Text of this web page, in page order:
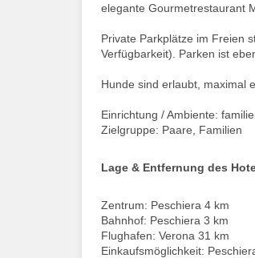
elegante Gourmetrestaurant
Private Parkplätze im Freien
Verfügbarkeit). Parken ist
Hunde sind erlaubt, maximal
Einrichtung / Ambiente:
Zielgruppe: Paare, Familien
Lage & Entfernung des
Zentrum: Peschiera 4 km
Bahnhof: Peschiera 3 km
Flughafen: Verona 31 km
Einkaufsmöglichkeit: